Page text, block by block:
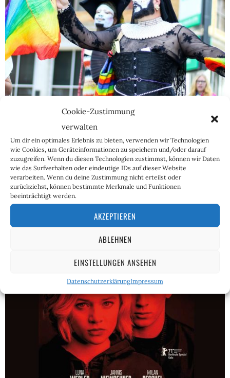
Cookie-Zustimmung
verwalten
Um dir ein optimales Erlebnis zu bieten, verwenden wir Technologien
wie Cookies, um Geräteinformationen zu speichern und/oder darauf
zuzugreifen. Wenn du diesen Technologien zustimmst, können wir Daten
wie das Surfverhalten oder eindeutige IDs auf dieser Website
verarbeiten. Wenn du deine Zustimmung nicht erteilst oder
zurückziehst, können bestimmte Merkmale und Funktionen
beeinträchtigt werden.
AKZEPTIEREN
ABLEHNEN
EINSTELLUNGEN ANSEHEN
DatenschutzerklärungImpressum
Drag-Shows für Kinder – Gehirnwäsche, so
subtil wie eine Atombombe
16. März 2023 Marikka Wiemann
Mittlerweile müsste wohl jedem das Wort „Drag Queen“
ein Begriff sein – auch denen, die damit nicht
konfrontiert werden wollen und die Tanz- und…